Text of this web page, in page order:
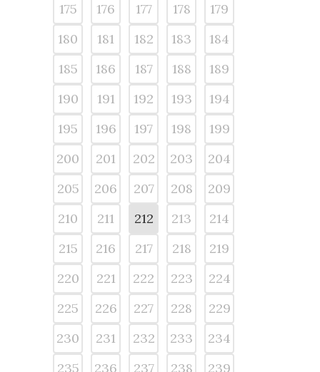
175
176 177 178
179
180
181 182 183
184
185
186 187 188
189
190
191 192 193
194
195
196 197 198
199
200
201 202 203
204
205
206 207 208
209
210
211 212 213
214
215
216 217 218
219
220
221 222 223
224
225
226 227 228
229
230
231 232 233
234
235
236 237 238
239